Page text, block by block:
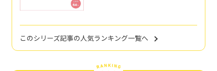
このシリーズ記事の人気ランキング一覧へ